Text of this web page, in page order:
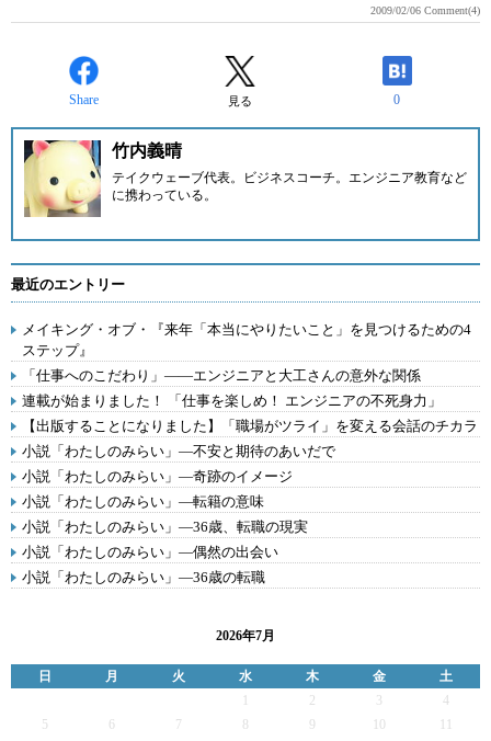
2009/02/06 Comment(4)
Share 見る 0
竹内義晴
テイクウェーブ代表。ビジネスコーチ。エンジニア教育など
に携わっている。
最近のエントリー
メイキング・オブ・『来年「本当にやりたいこと」を見つけるための4
ステップ』
「仕事へのこだわり」――エンジニアと大工さんの意外な関係
連載が始まりました！ 「仕事を楽しめ！ エンジニアの不死身力」
【出版することになりました】「職場がツライ」を変える会話のチカラ
小説「わたしのみらい」―不安と期待のあいだで
小説「わたしのみらい」―奇跡のイメージ
小説「わたしのみらい」―転籍の意味
小説「わたしのみらい」―36歳、転職の現実
小説「わたしのみらい」―偶然の出会い
小説「わたしのみらい」―36歳の転職
2026年7月
日 月 火 水 木 金
土
2 3
4
5
6 7 9